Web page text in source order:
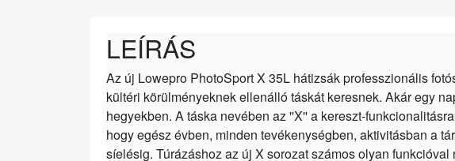
LEÍRÁS
Az új Lowepro PhotoSport X 35L hátizsák professzionális
kültéri körülményeknek ellenálló táskát keresnek. Akár egy
hegyekben. A táska nevében az ''X'' a kereszt-
hogy egész évben, minden tevékenységben, aktivitásban a
síelésig. Túrázáshoz az új X sorozat számos olyan